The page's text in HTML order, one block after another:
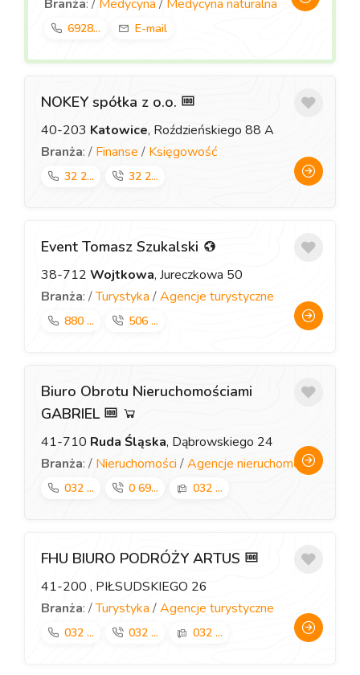
Branża: / Medycyna / Medycyna naturalna
6928... E-mail
NOKEY spółka z o.o.
40-203 Katowice, Roździeńskiego 88 A
Branża: / Finanse / Księgowość
32 2... 32 2...
Event Tomasz Szukalski
38-712 Wojtkowa, Jureczkowa 50
Branża: /Turystyka /Agencje turystyczne
880 ... 506 ...
Biuro Obrotu Nieruchomościami
GABRIEL
41-710 Ruda Śląska, Dąbrowskiego 24
Branża: / Nieruchomości /Agencje nieruchomości
032 ... 0 69... 032 ...
FHU BIURO PODRÓŻY ARTUS
41-200 , PIŁSUDSKIEGO 26
Branża: /Turystyka /Agencje turystyczne
032 ... 032 ... 032 ...